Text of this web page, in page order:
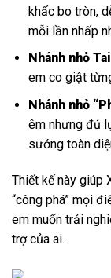
khấc bo tròn,
mỗi lần nhấp
Nhánh nhỏ
em co giật
Nhánh nhỏ
êm nhưng đủ
sướng toàn
Thiết kế này giúp
“công phá” mọi
em muốn trải
trợ của ai.